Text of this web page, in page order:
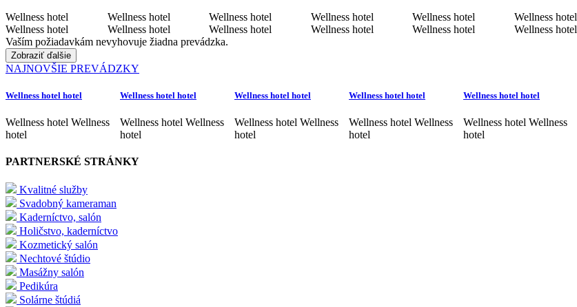
Wellness hotel
Wellness hotel
Wellness hotel
Wellness hotel
Wellness hotel
Wellness hotel
Wellness hotel
Wellness hotel
Wellness hotel
Wellness hotel
Wellness hotel
Wellness hotel
Vaším požiadavkám nevyhovuje žiadna prevádzka.
Zobraziť ďalšie
NAJNOVŠIE PREVÁDZKY
Wellness hotel hotel
Wellness hotel Wellness
hotel
Wellness hotel hotel
Wellness hotel Wellness
hotel
Wellness hotel hotel
Wellness hotel Wellness
hotel
Wellness hotel hotel
Wellness hotel Wellness
hotel
Wellness hotel hotel
Wellness hotel Wellness
hotel
PARTNERSKÉ STRÁNKY
Kvalitné služby
Svadobný kameraman
Kaderníctvo, salón
Holičstvo, kaderníctvo
Kozmetický salón
Nechtové štúdio
Masážny salón
Pedikúra
Solárne štúdiá